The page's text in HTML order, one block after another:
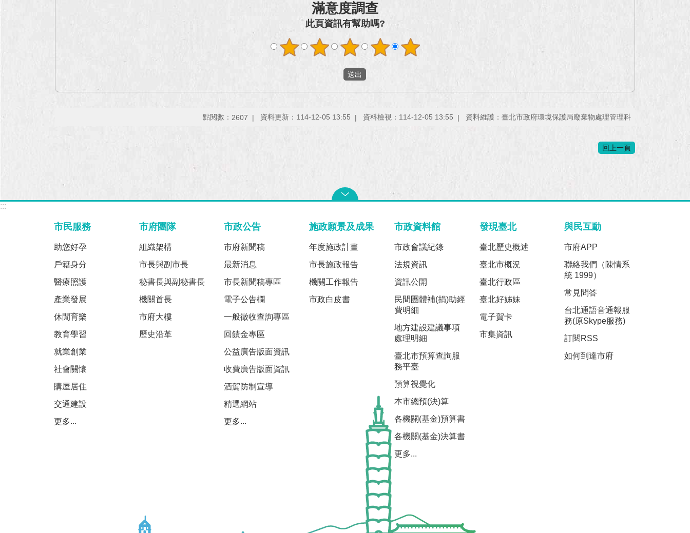
滿意度調查
此頁資訊有幫助嗎?
點閱數： 2607 資料更新：114-12-05 13:55 資料檢視：114-12-05 13:55 資料維護：臺北市政府環境保護局廢棄物處理管理科
回上一頁
:::
市民服務
助您好孕
戶籍身分
醫療照護
產業發展
休閒育樂
教育學習
就業創業
社會關懷
購屋居住
交通建設
更多...
市府團隊
組織架構
市長與副市長
秘書長與副秘書長
機關首長
市府大樓
歷史沿革
市政公告
市府新聞稿
最新消息
市長新聞稿專區
電子公告欄
一般徵收查詢專區
回饋金專區
公益廣告版面資訊
收費廣告版面資訊
酒駕防制宣導
精選網站
更多...
施政願景及成果
年度施政計畫
市長施政報告
機關工作報告
市政白皮書
市政資料館
市政會議紀錄
法規資訊
資訊公開
民間團體補(捐)助經
費明細
地方建設建議事項
處理明細
臺北市預算查詢服
務平臺
預算視覺化
本市總預(決)算
各機關(基金)預算書
各機關(基金)決算書
更多...
發現臺北
臺北歷史概述
臺北市概況
臺北行政區
臺北好姊妹
電子賀卡
市集資訊
與民互動
市府APP
聯絡我們（陳情系
統 1999）
常見問答
台北通語音通報服
務(原Skype服務)
訂閱RSS
如何到達市府